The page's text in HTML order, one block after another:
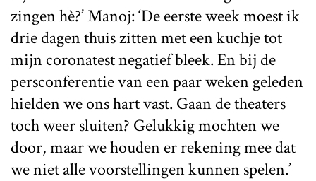
zingen hè?’ Manoj: ‘De eerste week moest ik
drie dagen thuis zitten met een kuchje tot
mijn coronatest negatief bleek. En bij de
persconferentie van een paar weken geleden
hielden we ons hart vast. Gaan de theaters
toch weer sluiten? Gelukkig mochten we
door, maar we houden er rekening mee dat
we niet alle voorstellingen kunnen spelen.’